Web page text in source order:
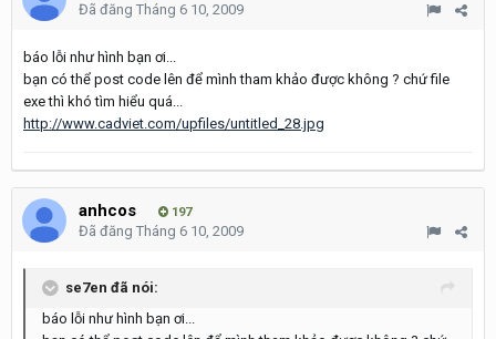
Đã đăng Tháng 6 10, 2009
báo lỗi như hình bạn ơi...
bạn có thể post code lên để mình tham khảo được không ? chứ file
exe thì khó tìm hiểu quá...
http://www.cadviet.com/upfiles/untitled_28.jpg
anhcos 197
Đã đăng Tháng 6 10, 2009
se7en đã nói:
báo lỗi như hình bạn ơi...